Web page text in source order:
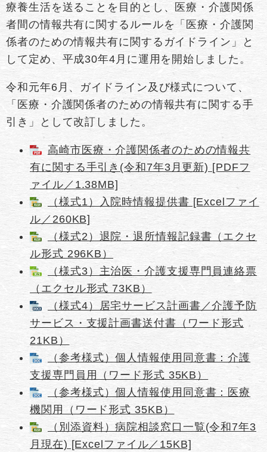
療養生活を送ることを目的とし、医療・介護関係
者間の情報共有に関するルールを「医療・介護関
係者のための情報共有に関するガイドライン」と
して定め、平成30年4月に運用を開始しました。
令和元年6月、ガイドライン及び様式について、
「医療・介護関係者のための情報共有に関する手
引き」として改訂しました。
高崎市医療・介護関係者のための情報共
有に関する手引き(令和7年3月更新) [PDFフ
ァイル／1.38MB]
（様式1）入院時情報提供書 [Excelファイ
ル／260KB]
（様式2）退院・退所情報記録書（エクセ
ル形式 296KB）
（様式3）主治医・介護支援専門員連絡票
（エクセル形式 73KB）
（様式4）居宅サービス計画書／介護予防
サービス・支援計画書送付書（ワード形式
21KB）
（参考様式）個人情報使用同意書：介護
支援専門員用（ワード形式 35KB）
（参考様式）個人情報使用同意書：医療
機関用（ワード形式 35KB）
（別添資料）病院相談窓口一覧(令和7年3
月現在) [Excelファイル／15KB]